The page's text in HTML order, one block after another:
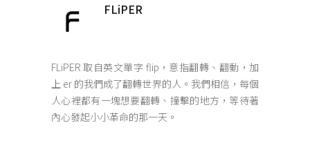
FLiPER
FLiPER 取自英文單字 flip，意指翻轉、翻動，加
上 er 的我們成了翻轉世界的人。我們相信，每個
人心裡都有一塊想要翻轉、撞擊的地方，等待著
內心發起小小革命的那一天。